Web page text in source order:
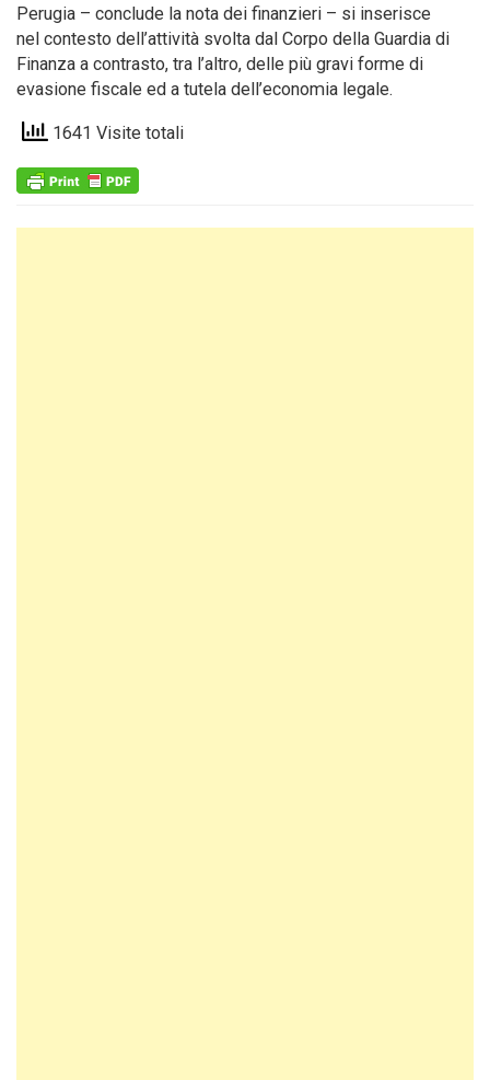
Perugia – conclude la nota dei finanzieri – si inserisce
nel contesto dell’attività svolta dal Corpo della Guardia di
Finanza a contrasto, tra l’altro, delle più gravi forme di
evasione fiscale ed a tutela dell’economia legale.
1641 Visite totali